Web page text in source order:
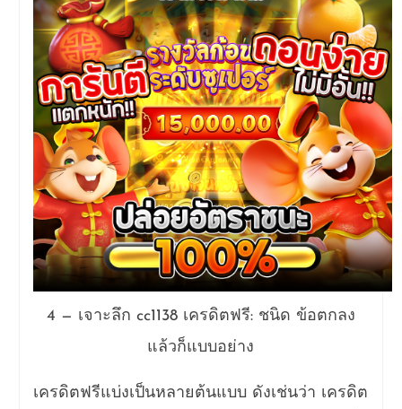
4 — เจาะลึก cc1138 เครดิตฟรี: ชนิด ข้อตกลง
แล้วก็แบบอย่าง
เครดิตฟรีแบ่งเป็นหลายต้นแบบ ดังเช่นว่า เครดิต